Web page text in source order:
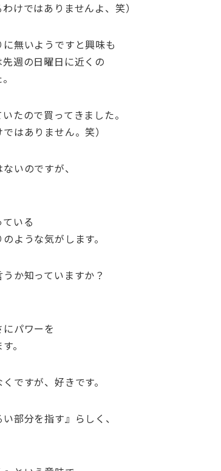
けではありませんよ、笑）
無いようですと興味も
週の日曜日に近くの
たので買ってきました。
はありません。笑）
いのですが、
いる
ような気がします。
か知っていますか？
パワーを
。
ですが、好きです。
部分を指す』らしく、